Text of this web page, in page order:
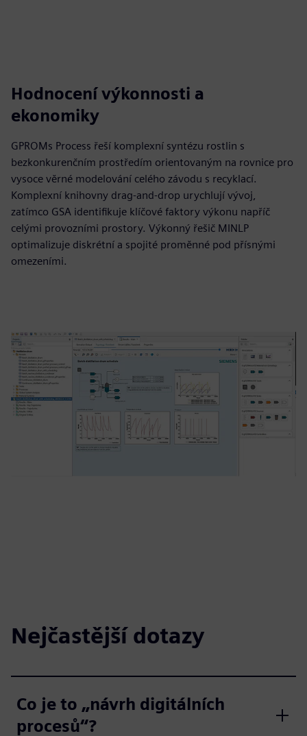
Hodnocení výkonnosti a
ekonomiky
GPROMs Process řeší komplexní syntézu rostlin s
bezkonkurenčním prostředím orientovaným na rovnice pro
vysoce věrné modelování celého závodu s recyklací.
Komplexní knihovny drag-and-drop urychlují vývoj,
zatímco GSA identifikuje klíčové faktory výkonu napříč
celými provozními prostory. Výkonný řešič MINLP
optimalizuje diskrétní a spojité proměnné pod přísnými
omezeními.
Nejčastější dotazy
Co je to „návrh digitálních
procesů“?